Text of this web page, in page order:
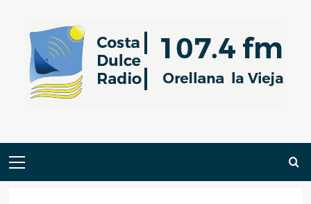
contenido
Menú